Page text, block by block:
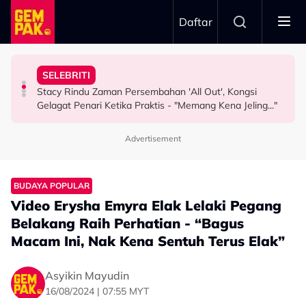
Skip to main content
Daftar
HIBURAN
Pengarah Muzik, Komposer Sze Wan Meninggal Dunia,
Misha Omar: “Gone Too Soon”
SELEBRITI
Stacy Rindu Zaman Persembahan 'All Out', Kongsi
Gelagat Penari Ketika Praktis - "Memang Kena Jeling..."
SELEBRITI
Bukan Penyanyi Ego, Adzrin Adzhar 'Back-Up' Awie -
"Ini Namanya Penyanyi Yang..."
HIBURAN
Intan Najuwa Timang Anak Perempuan Kedua, Beri
Nama…
Advertisement
BUDAYA POPULAR
Video Erysha Emyra Elak Lelaki Pegang
Belakang Raih Perhatian - “Bagus
Macam Ini, Nak Kena Sentuh Terus Elak”
Asyikin Mayudin
16/08/2024 | 07:55 MYT